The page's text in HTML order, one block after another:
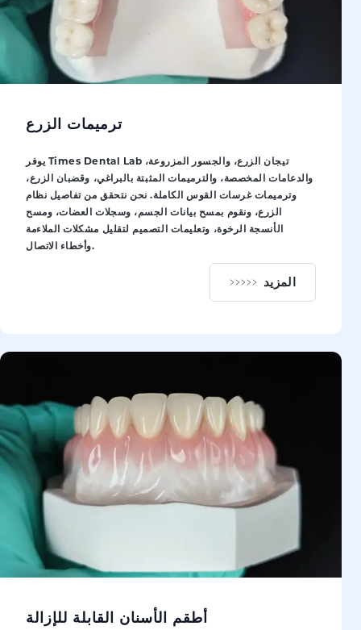
ترميمات الزرع
يوفر Times Dental Lab تيجان الزرع، والجسور المزروعة،
والدعامات المخصصة، والترميمات المثبتة بالبراغي، وقضبان الزرع،
وترميمات غرسات القوس الكاملة. نحن نتحقق من تفاصيل نظام
الزرع، ونقوم بمسح بيانات الجسم، وسجلات العضات، ومسح
الأنسجة الرخوة، وتعليمات التصميم لتقليل مشكلات الملاءمة
وأخطاء الاتصال.
المزيد
ترميمات الزرع
أطقم الأسنان القابلة للإزالة